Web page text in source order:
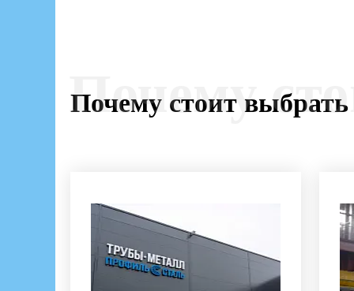
Почему
Почему стоит выбрать